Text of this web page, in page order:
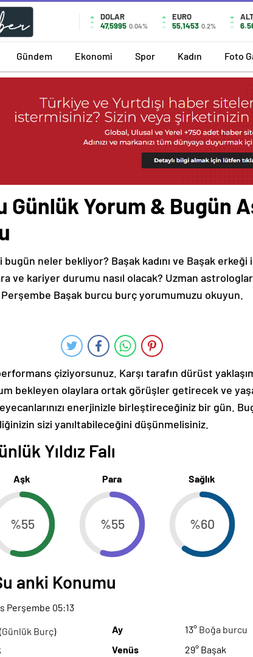
DOLAR
47,5995 0.04%
EURO
55,1453 0.2%
Gündem Ekonomi Spor Kadın Foto
Günlük Yorum & Bugün
neler bekliyor? Başak kadını ve Başak erkeği
ve kariyer durumu nasıl olacak? Uzman
Perşembe Başak burcu burç yorumumuzu okuyun.
çiziyorsunuz. Karşı tarafın dürüst
bekleyen olaylara ortak görüşler getirecek ve
enerjinizle birleştireceğiniz bir gün.
sizi yanıltabileceğini düşünmelisiniz.
Yıldız Falı
Aşk
%55
Para
%55
Sağlık
%60
anki Konumu
Perşembe 05:13
Günlük Burç) Ay 13° Boğa burcu
Venüs
29° Başak